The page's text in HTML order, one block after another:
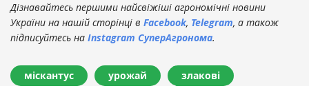
Дізнавайтесь першими найсвіжіші агрономічні новини
України на нашій сторінці в Facebook, Telegram, а також
підписуйтесь на Instagram СуперАгронома.
міскантус урожай злакові